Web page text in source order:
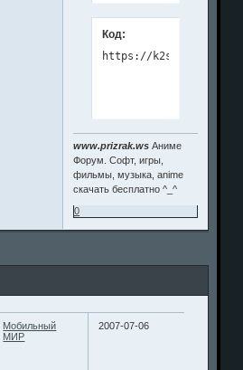
Код:
https://k2s.cc/file/
www.prizrak.ws Аниме
Форум. Софт, игры,
фильмы, музыка, anime
скачать бесплатно ^_^
0
Мобильный
МИР
2007-07-06